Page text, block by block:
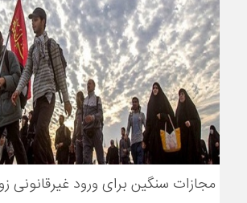
مجازات سنگین برای ورود غیرقانونی